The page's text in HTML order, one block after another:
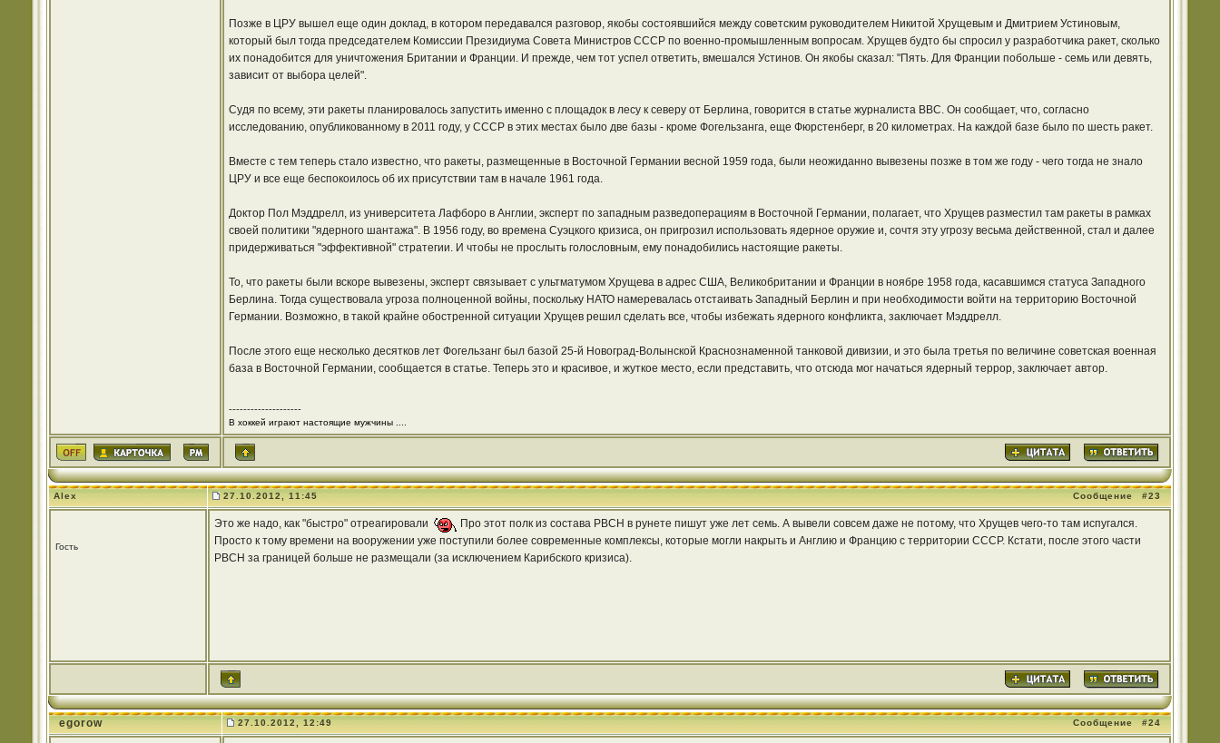
Позже в ЦРУ вышел еще один доклад, в котором передавался разговор, якобы состоявшийся между советским руководителем Никитой Хрущевым и Дмитрием Устиновым,
который был тогда председателем Комиссии Президиума Совета Министров СССР по военно-промышленным вопросам. Хрущев будто бы спросил у разработчика ракет, сколько
их понадобится для уничтожения Британии и Франции. И прежде, чем тот успел ответить, вмешался Устинов. Он якобы сказал: "Пять. Для Франции побольше - семь или девять,
зависит от выбора целей".
Судя по всему, эти ракеты планировалось запустить именно с площадок в лесу к северу от Берлина, говорится в статье журналиста BBC. Он сообщает, что, согласно
исследованию, опубликованному в 2011 году, у СССР в этих местах было две базы - кроме Фогельзанга, еще Фюрстенберг, в 20 километрах. На каждой базе было по шесть ракет.
Вместе с тем теперь стало известно, что ракеты, размещенные в Восточной Германии весной 1959 года, были неожиданно вывезены позже в том же году - чего тогда не знало
ЦРУ и все еще беспокоилось об их присутствии там в начале 1961 года.
Доктор Пол Мэддрелл, из университета Лафборо в Англии, эксперт по западным разведоперациям в Восточной Германии, полагает, что Хрущев разместил там ракеты в рамках
своей политики "ядерного шантажа". В 1956 году, во времена Суэцкого кризиса, он пригрозил использовать ядерное оружие и, сочтя эту угрозу весьма действенной, стал и далее
придерживаться "эффективной" стратегии. И чтобы не прослыть голословным, ему понадобились настоящие ракеты.
То, что ракеты были вскоре вывезены, эксперт связывает с ультматумом Хрущева в адрес США, Великобритании и Франции в ноябре 1958 года, касавшимся статуса Западного
Берлина. Тогда существовала угроза полноценной войны, поскольку НАТО намеревалась отстаивать Западный Берлин и при необходимости войти на территорию Восточной
Германии. Возможно, в такой крайне обостренной ситуации Хрущев решил сделать все, чтобы избежать ядерного конфликта, заключает Мэддрелл.
После этого еще несколько десятков лет Фогельзанг был базой 25-й Новоград-Волынской Краснознаменной танковой дивизии, и это была третья по величине советская военная
база в Восточной Германии, сообщается в статье. Теперь это и красивое, и жуткое место, если представить, что отсюда мог начаться ядерный террор, заключает автор.
--------------------
В хоккей играют настоящие мужчины ....
Alex 27.10.2012, 11:45 Сообщение #23
Гость
Это же надо, как "быстро" отреагировали
Про этот полк из состава РВСН в рунете пишут уже лет семь. А вывели совсем даже не потому, что Хрущев чего-то там испугался.
Просто к тому времени на вооружении уже поступили более современные комплексы, которые могли накрыть и Англию и Францию с территории СССР. Кстати, после этого части
РВСН за границей больше не размещали (за исключением Карибского кризиса).
egorow 27.10.2012, 12:49 Сообщение #24